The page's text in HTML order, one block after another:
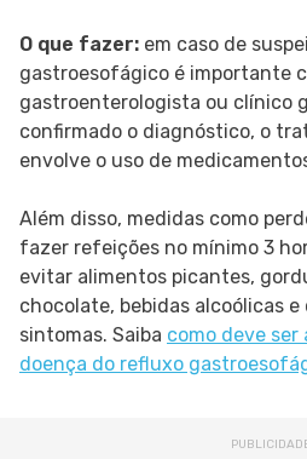
O que fazer: em caso de
gastroesofágico é importante
gastroenterologista ou clínico
confirmado o diagnóstico, o
envolve o uso de
Além disso, medidas como
fazer refeições no mínimo 3
evitar alimentos picantes,
chocolate, bebidas alcoólicas
sintomas. Saiba como deve ser
doença do refluxo